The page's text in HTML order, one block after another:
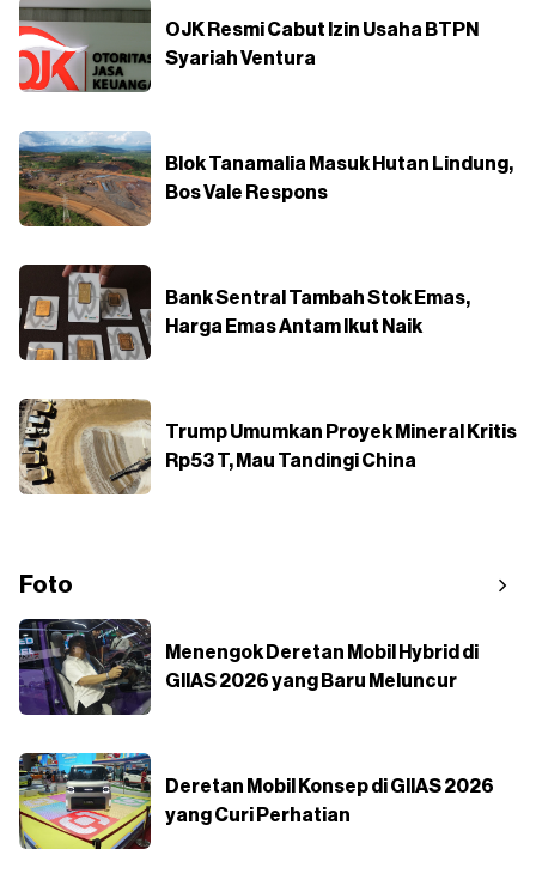
OJK Resmi Cabut Izin Usaha BTPN
Syariah Ventura
Blok Tanamalia Masuk Hutan Lindung,
Bos Vale Respons
Bank Sentral Tambah Stok Emas,
Harga Emas Antam Ikut Naik
Trump Umumkan Proyek Mineral Kritis
Rp53 T, Mau Tandingi China
Foto
Menengok Deretan Mobil Hybrid di
GIIAS 2026 yang Baru Meluncur
Deretan Mobil Konsep di GIIAS 2026
yang Curi Perhatian